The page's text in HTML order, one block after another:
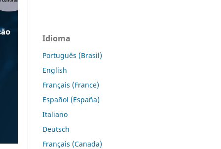
Idioma
Português (Brasil)
English
Français (France)
Español (España)
Italiano
Deutsch
Français (Canada)